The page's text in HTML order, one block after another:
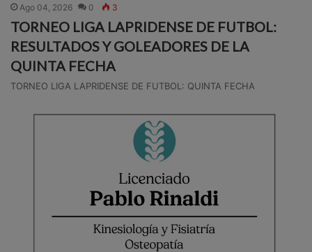
Ago 04, 2026 0 3
TORNEO LIGA LAPRIDENSE DE FUTBOL:
RESULTADOS Y GOLEADORES DE LA
QUINTA FECHA
TORNEO LIGA LAPRIDENSE DE FUTBOL: QUINTA FECHA